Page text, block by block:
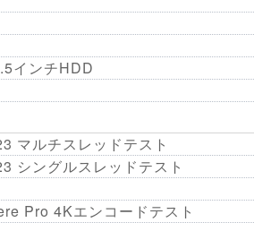
インチHDD
マルチスレッドテスト
シングルスレッドテスト
Pro 4Kエンコードテスト